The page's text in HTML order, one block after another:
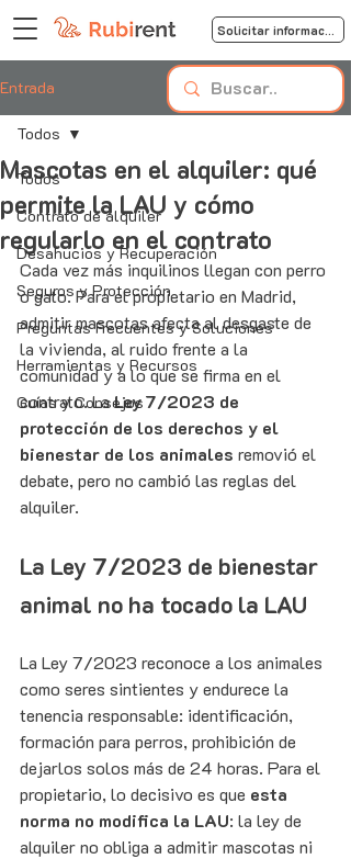
Solicitar información
Entrada
Todos
Contrato de alquiler
Desahucios y Recuperación
Seguros y Protección
Preguntas Frecuentes y Soluciones
Herramientas y Recursos
Guías y Consejos
Todos
Mascotas en el alquiler: qué
permite la LAU y cómo
regularlo en el contrato
Cada vez más inquilinos llegan con perro
o gato. Para el propietario en Madrid,
admitir mascotas afecta al desgaste de
la vivienda, al ruido frente a la
comunidad y a lo que se firma en el
contrato. La Ley 7/2023 de
protección de los derechos y el
bienestar de los animales removió el
debate, pero no cambió las reglas del
alquiler.
La Ley 7/2023 de bienestar
animal no ha tocado la LAU
La Ley 7/2023 reconoce a los animales
como seres sintientes y endurece la
tenencia responsable: identificación,
formación para perros, prohibición de
dejarlos solos más de 24 horas. Para el
propietario, lo decisivo es que esta
norma no modifica la LAU: la ley de
alquiler no obliga a admitir mascotas ni